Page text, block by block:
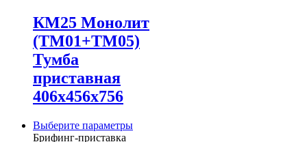
странице
товара.
КМ25 Монолит
(ТМ01+ТМ05)
Тумба
приставная
406х456х756
Выберите параметрыЭтот
Брифинг-приставка